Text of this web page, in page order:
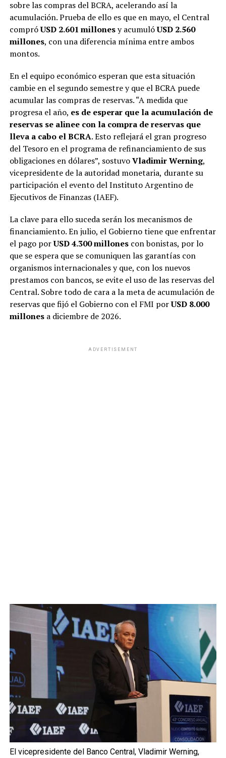
sobre las compras del BCRA, acelerando así la
acumulación. Prueba de ello es que en mayo, el Central
compróUSD 2.601 millonesy acumulóUSD 2.560
millones, con una diferencia mínima entre ambos
montos.
En el equipo económico esperan que esta situación
cambie en el segundo semestre y que el BCRA puede
acumular las compras de reservas. “A medida que
progresa el año, es de esperar que la acumulación de
reservas se alinee con la compra de reservas que
lleva a cabo el BCRA. Esto reflejará el gran progreso
del Tesoro en el programa de refinanciamiento de sus
obligaciones en dólares”, sostuvoVladimir Werning,
vicepresidente de la autoridad monetaria, durante su
participación el evento del Instituto Argentino de
Ejecutivos de Finanzas (IAEF).
La clave para ello suceda serán los mecanismos de
financiamiento. En julio, el Gobierno tiene que enfrentar
el pago porUSD 4.300 millones con bonistas, por lo
que se espera que se comuniquen las garantías con
organismos internacionales y que, con los nuevos
prestamos con bancos, se evite el uso de las reservas del
Central. Sobre todo de cara a la meta de acumulación de
reservas que fijó el Gobierno con el FMI porUSD 8.000
millonesa diciembre de 2026.
ADVERTISEMENT
El vicepresidente del Banco Central, Vladimir Werning,